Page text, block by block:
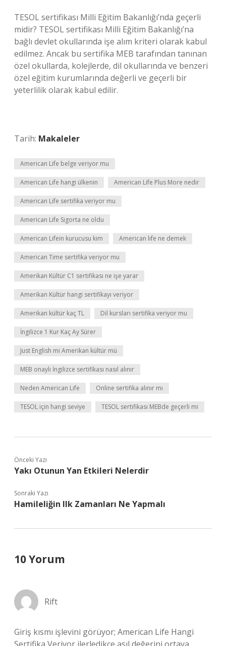
TESOL sertifikası Milli Eğitim Bakanlığı’nda geçerli
midir? TESOL sertifikası Milli Eğitim Bakanlığı’na
bağlı devlet okullarında işe alım kriteri olarak kabul
edilmez. Ancak bu sertifika MEB tarafından tanınan
özel okullarda, kolejlerde, dil okullarında ve benzeri
özel eğitim kurumlarında değerli ve geçerli bir
yeterlilik olarak kabul edilir.
Tarih: Makaleler
American Life belge veriyor mu
American Life hangi ülkenin American Life Plus More nedir
American Life sertifika veriyor mu
American Life Sigorta ne oldu
American Lifein kurucusu kim American lıfe ne demek
American Time sertifika veriyor mu
Amerikan Kültür C1 sertifikası ne işe yarar
Amerikan Kültür hangi sertifikayı veriyor
Amerikan kültür kaç TL Dil kursları sertifika veriyor mu
İngilizce 1 Kur Kaç Ay Sürer
Just English mi Amerikan kültür mü
MEB onaylı İngilizce sertifikası nasıl alınır
Neden American Life Online sertifika alınır mı
TESOL için hangi seviye TESOL sertifikası MEBde geçerli mi
Önceki Yazı
Yakı Otunun Yan Etkileri Nelerdir
Sonraki Yazı
Hamileliğin Ilk Zamanları Ne Yapmalı
10 Yorum
Rift
Giriş kısmı işlevini görüyor; American Life Hangi